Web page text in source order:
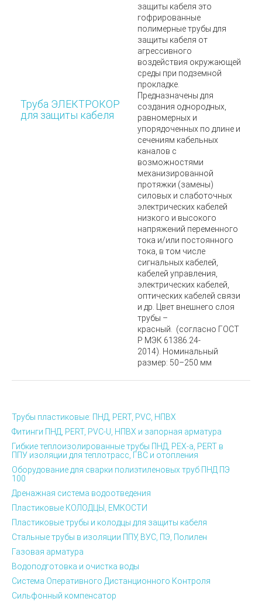
Труба ЭЛЕКТРОКОР
для защиты кабеля
защиты кабеля это
гофрированные
полимерные трубы для
защиты кабеля от
агрессивного
воздействия окружающей
среды при подземной
прокладке.
Предназначены для
создания однородных,
равномерных и
упорядоченных по длине и
сечениям кабельных
каналов c
возможностями
механизированной
протяжки (замены)
силовых и слаботочных
электрических кабелей
низкого и высокого
напряжений переменного
тока и/или постоянного
тока, в том числе
сигнальных кабелей,
кабелей управления,
электрических кабелей,
оптических кабелей связи
и др. Цвет внешнего слоя
трубы –
красный.
(согласно ГОСТ
Р МЭК 61386.24-
2014). Номинальный
размер: 50–250 мм
Трубы пластиковые: ПНД, PERT, PVC, НПВХ
Фитинги ПНД, PERT, PVC-U, НПВХ и запорная арматура
Гибкие теплоизолированные трубы ПНД, PEX-а, PERT в
ППУ изоляции для теплотрасс, ГВС и отопления
Оборудование для сварки полиэтиленовых труб ПНД ПЭ
100
Дренажная система водоотведения
Пластиковые КОЛОДЦЫ, ЕМКОСТИ
Пластиковые трубы и колодцы для защиты кабеля
Стальные трубы в изоляции ППУ, ВУС, ПЭ, Полилен
Газовая арматура
Водоподготовка и очистка воды
Система Оперативного Дистанционного Контроля
Сильфонный компенсатор